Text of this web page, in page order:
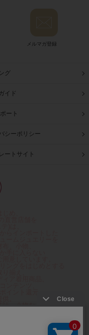
メルマガ登録
グ
イド
ート
シーポリシー
ートサイト
ア着用商品、
ンテンツ、
イント還元
。
計、小物などで、
っています。
ご注文で送料無料◆